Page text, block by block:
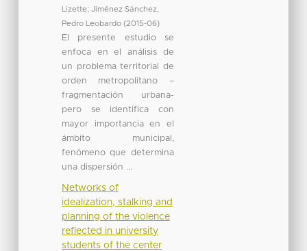
Lizette; Jiménez Sánchez,
Pedro Leobardo (2015-06)
El presente estudio se
enfoca en el análisis de
un problema territorial de
orden metropolitano –
fragmentación urbana-
pero se identifica con
mayor importancia en el
ámbito municipal,
fenómeno que determina
una dispersión ...
Networks of
idealization, stalking and
planning of the violence
reflected in university
students of the center